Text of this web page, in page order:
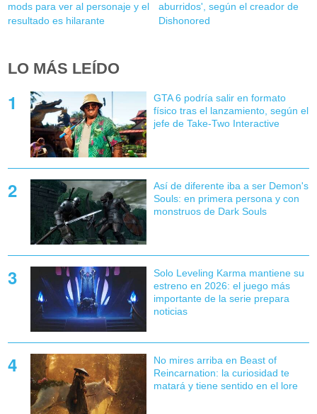
mods para ver al personaje y el
resultado es hilarante
aburridos', según el creador de
Dishonored
LO MÁS LEÍDO
GTA 6 podría salir en formato
físico tras el lanzamiento, según el
jefe de Take-Two Interactive
Así de diferente iba a ser Demon's
Souls: en primera persona y con
monstruos de Dark Souls
Solo Leveling Karma mantiene su
estreno en 2026: el juego más
importante de la serie prepara
noticias
No mires arriba en Beast of
Reincarnation: la curiosidad te
matará y tiene sentido en el lore